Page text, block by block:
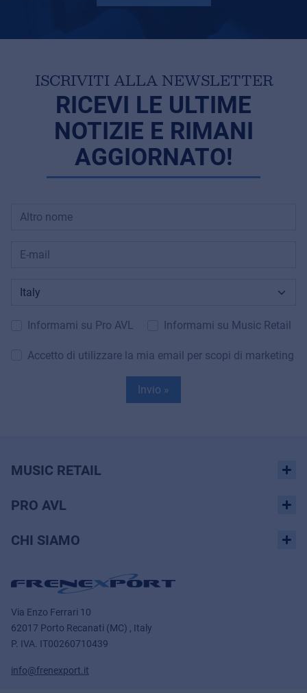
ISCRIVITI ALLA NEWSLETTER
RICEVI LE ULTIME
NOTIZIE E RIMANI
AGGIORNATO!
Informami su Pro AVL Informami su Music Retail
Accetto di utilizzare la mia email per scopi di marketing
Invio »
MUSIC RETAIL
PRO AVL
CHI SIAMO
Via Enzo Ferrari 10
62017 Porto Recanati (MC) , Italy
P. IVA. IT00260710439
info@frenexport.it